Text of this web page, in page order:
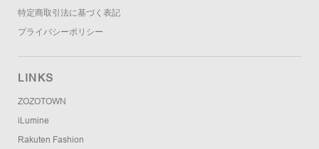
特定商取引法に基づく表記
プライバシーポリシー
LINKS
ZOZOTOWN
iLumine
Rakuten Fashion